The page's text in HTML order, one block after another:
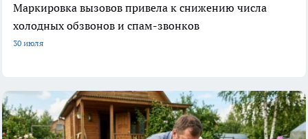
Маркировка вызовов привела к снижению числа
холодных обзвонов и спам-звонков
30 июля